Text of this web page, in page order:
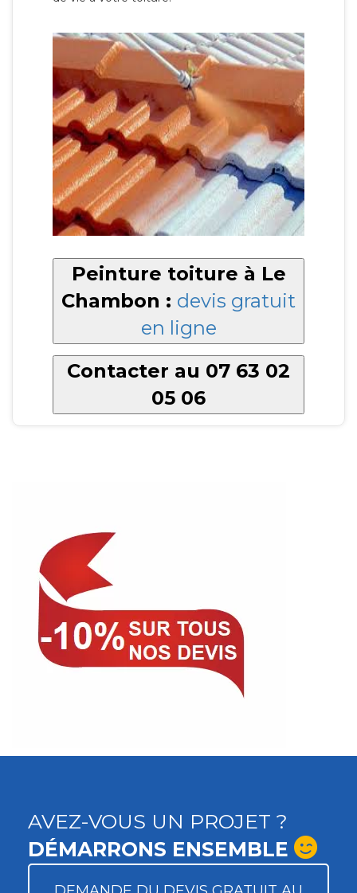
Peinture toiture à Le
Chambon : devis gratuit
en ligne
Contacter au 07 63 02
05 06
AVEZ-VOUS UN PROJET ?
DÉMARRONS ENSEMBLE